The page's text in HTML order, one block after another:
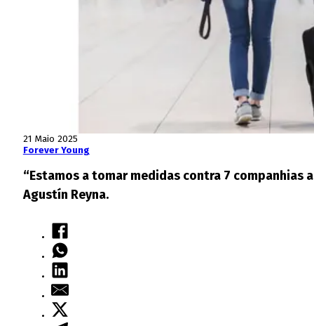
21 Maio 2025
Forever Young
“Estamos a tomar medidas contra 7 companhias
Agustín Reyna.